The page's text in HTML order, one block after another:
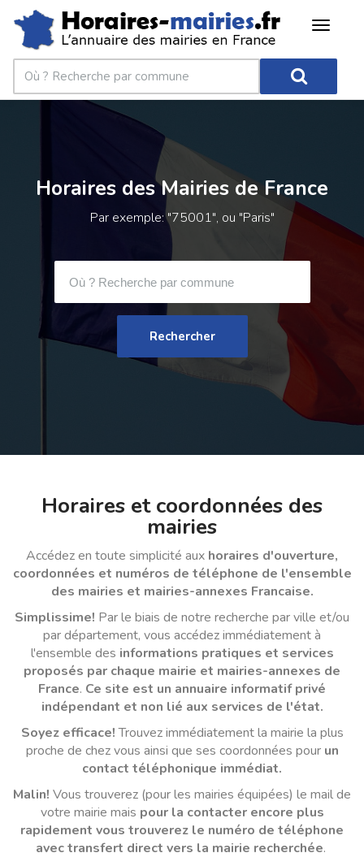
Horaires des Mairies de France
Par exemple: "75001", ou "Paris"
Horaires et coordonnées des
mairies
Accédez en toute simplicité aux horaires d'ouverture,
coordonnées et numéros de téléphone de l'ensemble
des mairies et mairies-annexes Francaise.
Simplissime! Par le biais de notre recherche par ville et/ou
par département, vous accédez immédiatement à
l'ensemble des informations pratiques et services
proposés par chaque mairie et mairies-annexes de
France. Ce site est un annuaire informatif privé
indépendant et non lié aux services de l'état.
Soyez efficace!Trouvez immédiatement la mairie la plus
proche de chez vous ainsi que ses coordonnées pour un
contact téléphonique immédiat.
Malin! Vous trouverez (pour les mairies équipées) le mail de
votre mairie mais pour la contacter encore plus
rapidement vous trouverez le numéro de téléphone
avec transfert direct vers la mairie recherchée.